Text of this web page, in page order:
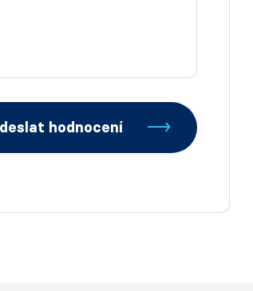
hodnocení